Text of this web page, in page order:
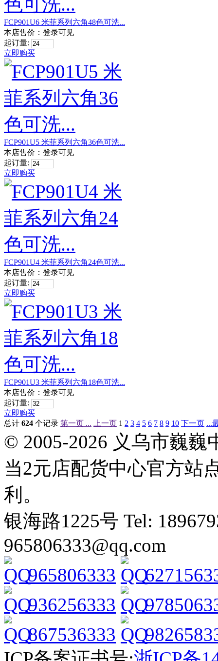
FCP901U6 米菲系列六角48色可洗...
本店售价： 登录可见
起订量:
立即购买
FCP901U5 米菲系列六角36色可洗...
本店售价： 登录可见
起订量:
立即购买
FCP901U4 米菲系列六角24色可洗...
本店售价： 登录可见
起订量:
立即购买
FCP901U3 米菲系列六角18色可洗...
本店售价： 登录可见
起订量:
立即购买
总计 624 个记录 第一页 ... 上一页 1 2 3 4 5 6 7 8 9 10 下一页 ...
© 2005-2026 义乌市巍
当2元店配货中心官方站
利。
银海路1225号 Tel:
965806333@qq.com
965806333
936256333
867536333